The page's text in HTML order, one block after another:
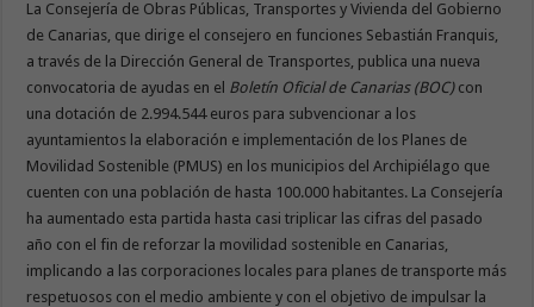
La Consejería de Obras Públicas, Transportes y Vivienda del Gobierno
de Canarias, que dirige el consejero en funciones Sebastián Franquis,
a través de la Dirección General de Transportes, publica una nueva
convocatoria de ayudas en el Boletín Oficial de Canarias (BOC) con
una dotación de 2.994.544 euros para subvencionar a los
ayuntamientos la elaboración e implementación de los Planes de
Movilidad Sostenible (PMUS) en los municipios del Archipiélago que
cuenten con una población de hasta 100.000 habitantes. La Consejería
ha aumentado esta partida hasta casi triplicar las cifras del pasado
año con el fin de reforzar la movilidad sostenible en Canarias,
implicando a las corporaciones locales para planes de transporte más
respetuosos con el medio ambiente y con el objetivo de impulsar la